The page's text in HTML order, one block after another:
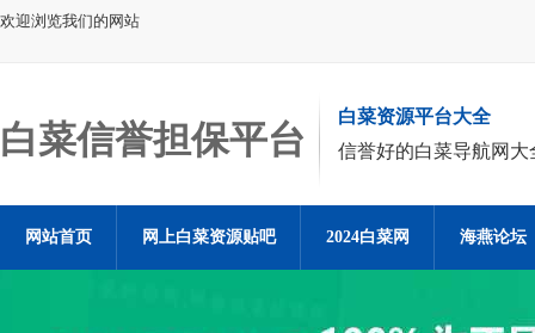
欢迎浏览我们的网站
白菜信誉担保平台
白菜资源平台大全
信誉好的白菜导航网大
网站首页 网上白菜资源贴吧 2024白菜网 海燕论坛